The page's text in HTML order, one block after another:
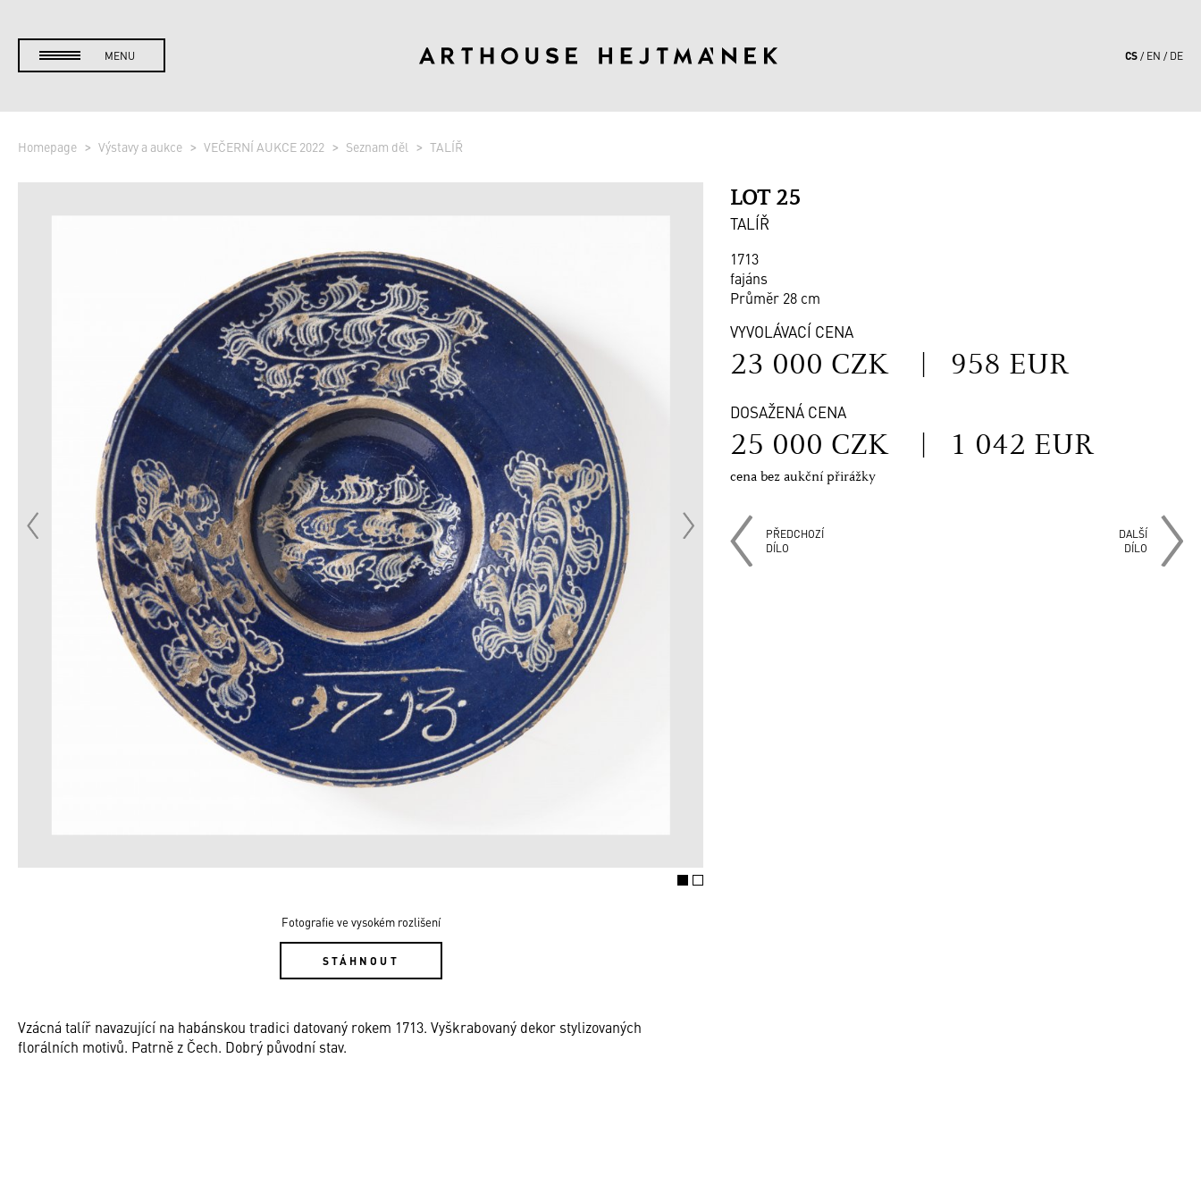
MENU CS EN DE
Homepage Výstavy a aukce VEČERNÍ AUKCE 2022 Seznam děl TALÍŘ
Fotografie ve vysokém rozlišení
STÁHNOUT
LOT 25
TALÍŘ
1713
fajáns
Průměr 28 cm
VYVOLÁVACÍ CENA
23 000 CZK | 958 EUR
DOSAŽENÁ CENA
25 000 CZK | 1 042 EUR
cena bez aukční přirážky
PŘEDCHOZÍ
DÍLO
DALŠÍ
DÍLO
Vzácná talíř navazující na habánskou tradici datovaný rokem 1713. Vyškrabovaný dekor stylizovaných
florálních motivů. Patrně z Čech. Dobrý původní stav.